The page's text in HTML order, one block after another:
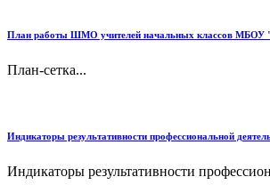
План работы ШМО учителей начальных классов
План-сетка...
Индикаторы результативности профессиональной
Индикаторы результативности